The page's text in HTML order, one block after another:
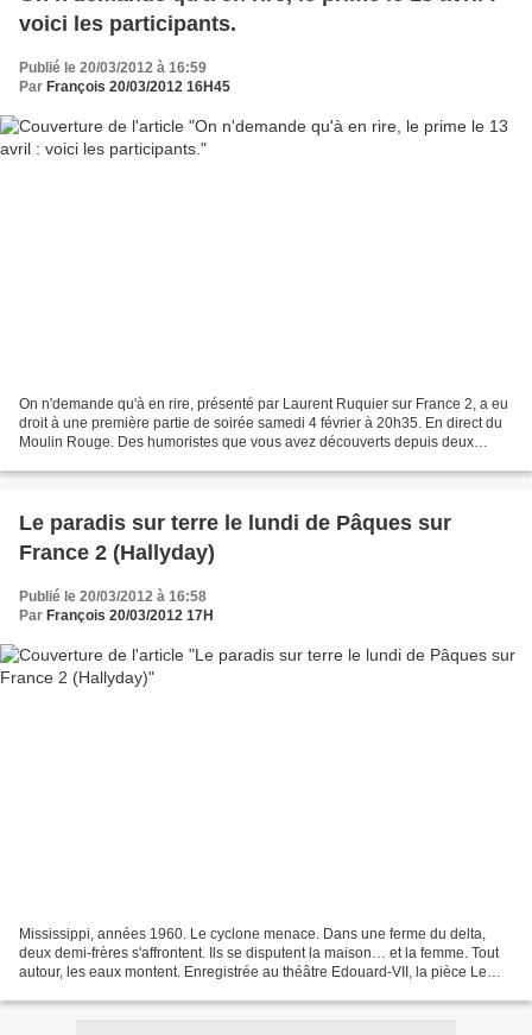
voici les participants.
Publié le 20/03/2012 à 16:59
Par François 20/03/2012 16H45
On n'demande qu'à en rire, présenté par Laurent Ruquier sur France 2, a eu
droit à une première partie de soirée samedi 4 février à 20h35. En direct du
Moulin Rouge. Des humoristes que vous avez découverts depuis deux
Le paradis sur terre le lundi de Pâques sur
France 2 (Hallyday)
Publié le 20/03/2012 à 16:58
Par François 20/03/2012 17H
Mississippi, années 1960. Le cyclone menace. Dans une ferme du delta,
deux demi-frères s'affrontent. Ils se disputent la maison… et la femme. Tout
autour, les eaux montent. Enregistrée au théâtre Edouard-VII, la pièce Le